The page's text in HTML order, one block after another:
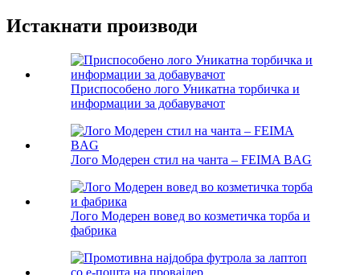
Истакнати производи
Приспособено лого Уникатна торбичка и
информации за добавувачот
Лого Модерен стил на чанта – FEIMA BAG
Лого Модерен вовед во козметичка торба и
фабрика